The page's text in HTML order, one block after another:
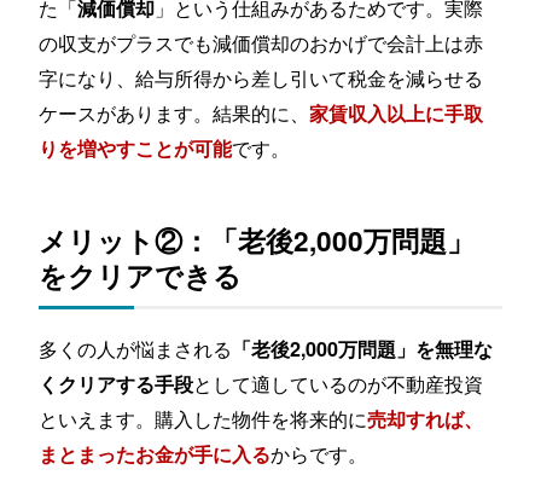
た「減価償却 」という仕組みがあるためです。実際
の収支がプラスでも減価償却のおかげで会計上は赤
字になり、給与所得から差し引いて税金を減らせる
ケースがあります。結果的に、家賃収入以上に手取
りを増やすことが可能です。
メリット②：「老後2,000万問題」
をクリアできる
多くの人が悩まされる 「老後2,000万問題」を無理な
くクリアする手段として適しているのが不動産投資
といえます。購入した物件を将来的に売却すれば、
まとまったお金が手に入るからです。